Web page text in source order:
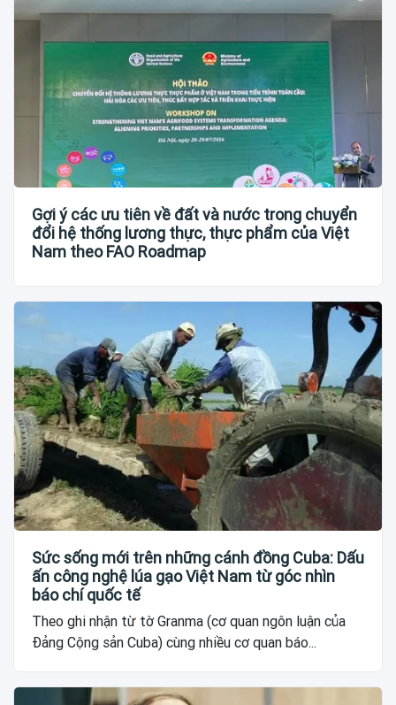
Gợi ý các ưu tiên về đất và nước trong chuyển
đổi hệ thống lương thực, thực phẩm của Việt
Nam theo FAO Roadmap
Sức sống mới trên những cánh đồng Cuba: Dấu
ấn công nghệ lúa gạo Việt Nam từ góc nhìn
báo chí quốc tế
Theo ghi nhận từ tờ Granma (cơ quan ngôn luận của
Đảng Cộng sản Cuba) cùng nhiều cơ quan báo...